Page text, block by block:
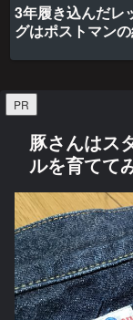
3年履き込んだレ
グはポストマン
PR
豚さんはス
ルを育てて